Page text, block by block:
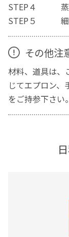
STEP４ 蒸
STEP５ 細か
その他注
材料、道具は、
じてエプロン、
をご持参下さい。